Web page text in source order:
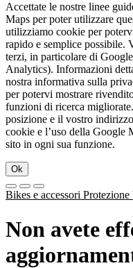
Accettate le nostre linee
Maps per poter utilizzare
utilizziamo cookie per
rapido e semplice possibile.
terzi, in particolare di
Analytics). Informazioni
nostra informativa sulla
per potervi mostrare
funzioni di ricerca
posizione e il vostro
cookie e l’uso della Google
sito in ogni sua funzione.
Ok
Bikes e accessori Protezione
Non avete